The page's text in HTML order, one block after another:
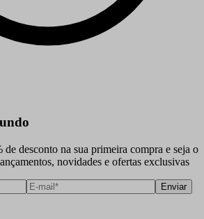
de desconto na sua primeira compra e seja o
novidades e ofertas exclusivas
Enviar